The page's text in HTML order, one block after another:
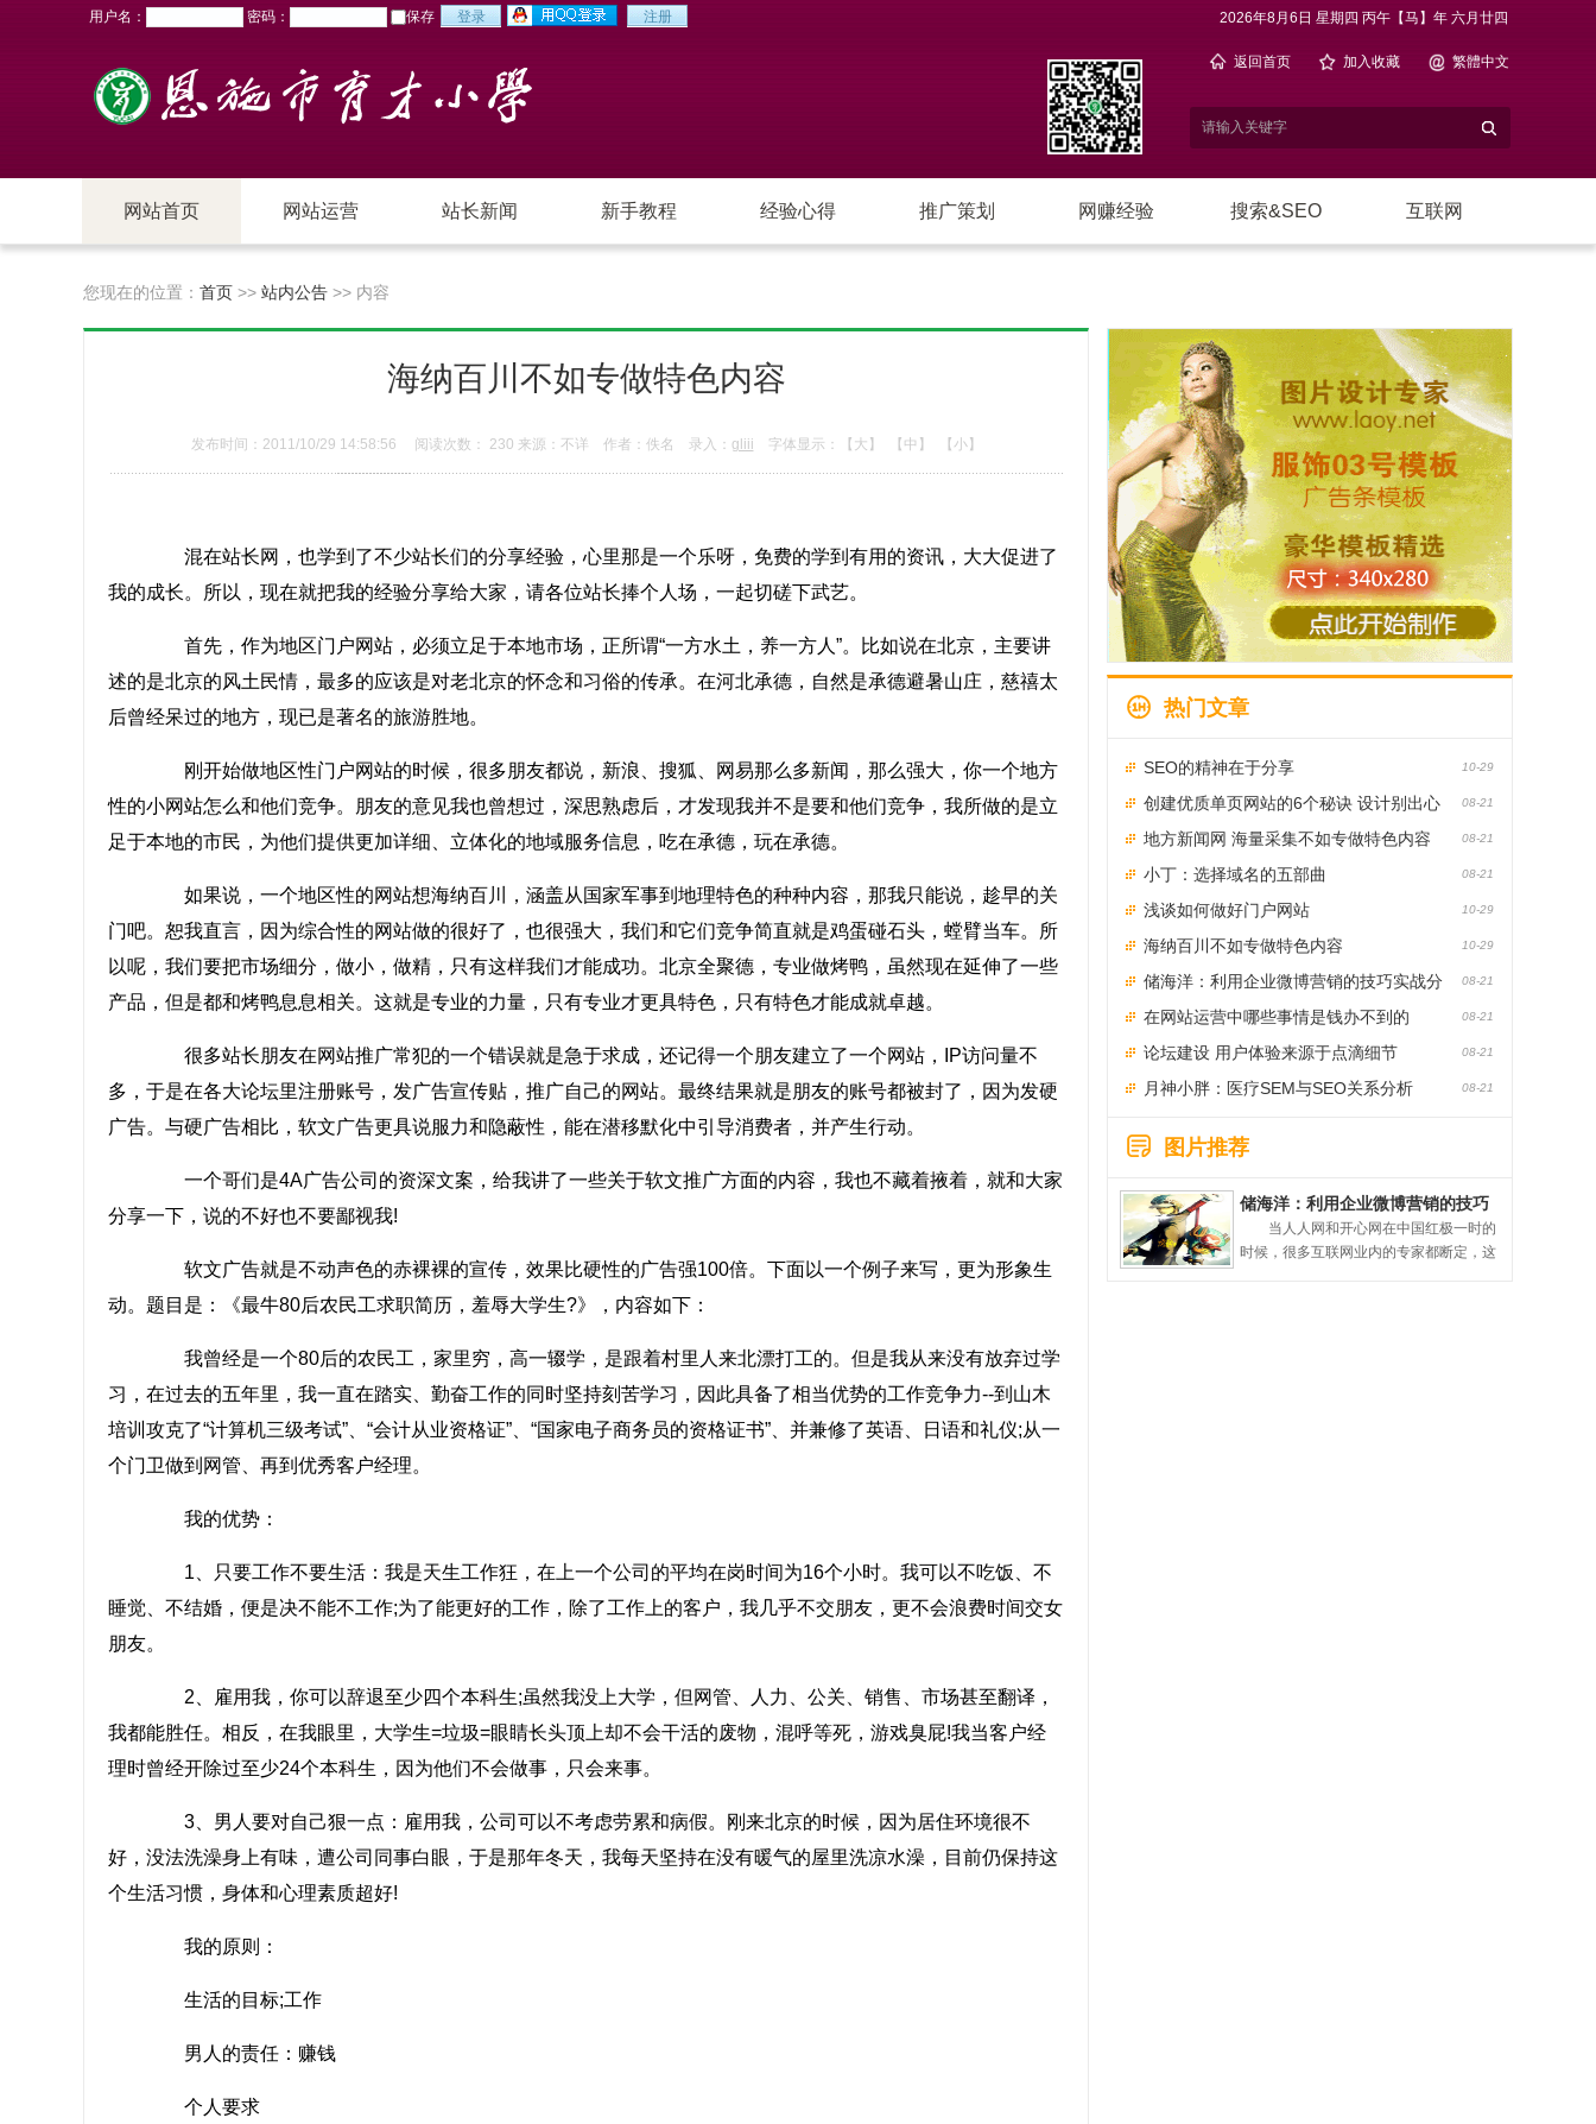
2026年8月6日 星期四 丙午【马】年 六月廿四
用户名： 密码： 保存
返回首页 加入收藏 繁體中文
网站首页 网站运营
经验心得 访谈
搜索&SEO
站长新闻 新手教程 经验心得 推广策划 网赚经验 搜索&SEO 互联网
您现在的位置： 首页 >> 站内公告 >> 内容
海纳百川不如专做特色内容
发布时间：2011/10/29 14:58:56 阅读次数： 230 来源：不详 作者：佚名 录入： gliii 字体显示： 【大】 【中】 【小】
混在站长网，也学到了不少站长们的分享经验，心里那是一个乐呀，免费的学到有用的资讯，大大促进了
我的成长。所以，现在就把我的经验分享给大家，请各位站长捧个人场，一起切磋下武艺。
首先，作为地区门户网站，必须立足于本地市场，正所谓“一方水土，养一方人”。比如说在北京，主要讲
述的是北京的风土民情，最多的应该是对老北京的怀念和习俗的传承。在河北承德，自然是承德避暑山庄，慈禧太
后曾经呆过的地方，现已是著名的旅游胜地。
刚开始做地区性门户网站的时候，很多朋友都说，新浪、搜狐、网易那么多新闻，那么强大，你一个地方
性的小网站怎么和他们竞争。朋友的意见我也曾想过，深思熟虑后，才发现我并不是要和他们竞争，我所做的是立
足于本地的市民，为他们提供更加详细、立体化的地域服务信息，吃在承德，玩在承德。
如果说，一个地区性的网站想海纳百川，涵盖从国家军事到地理特色的种种内容，那我只能说，趁早的关
门吧。恕我直言，因为综合性的网站做的很好了，也很强大，我们和它们竞争简直就是鸡蛋碰石头，螳臂当车。所
以呢，我们要把市场细分，做小，做精，只有这样我们才能成功。北京全聚德，专业做烤鸭，虽然现在延伸了一些
产品，但是都和烤鸭息息相关。这就是专业的力量，只有专业才更具特色，只有特色才能成就卓越。
很多站长朋友在网站推广常犯的一个错误就是急于求成，还记得一个朋友建立了一个网站，IP访问量不
多，于是在各大论坛里注册账号，发广告宣传贴，推广自己的网站。最终结果就是朋友的账号都被封了，因为发硬
广告。与硬广告相比，软文广告更具说服力和隐蔽性，能在潜移默化中引导消费者，并产生行动。
一个哥们是4A广告公司的资深文案，给我讲了一些关于软文推广方面的内容，我也不藏着掖着，就和大家
分享一下，说的不好也不要鄙视我!
软文广告就是不动声色的赤裸裸的宣传，效果比硬性的广告强100倍。下面以一个例子来写，更为形象生
动。题目是：《最牛80后农民工求职简历，羞辱大学生?》，内容如下：
我曾经是一个80后的农民工，家里穷，高一辍学，是跟着村里人来北漂打工的。但是我从来没有放弃过学
习，在过去的五年里，我一直在踏实、勤奋工作的同时坚持刻苦学习，因此具备了相当优势的工作竞争力--到山木
培训攻克了“计算机三级考试”、“会计从业资格证”、“国家电子商务员的资格证书”、并兼修了英语、日语和礼仪;从一
个门卫做到网管、再到优秀客户经理。
我的优势：
1、只要工作不要生活：我是天生工作狂，在上一个公司的平均在岗时间为16个小时。我可以不吃饭、不
睡觉、不结婚，便是决不能不工作;为了能更好的工作，除了工作上的客户，我几乎不交朋友，更不会浪费时间交女
朋友。
2、雇用我，你可以辞退至少四个本科生;虽然我没上大学，但网管、人力、公关、销售、市场甚至翻译，
我都能胜任。相反，在我眼里，大学生=垃圾=眼睛长头顶上却不会干活的废物，混呼等死，游戏臭屁!我当客户经
理时曾经开除过至少24个本科生，因为他们不会做事，只会来事。
3、男人要对自己狠一点：雇用我，公司可以不考虑劳累和病假。刚来北京的时候，因为居住环境很不
好，没法洗澡身上有味，遭公司同事白眼，于是那年冬天，我每天坚持在没有暖气的屋里洗凉水澡，目前仍保持这
个生活习惯，身体和心理素质超好!
我的原则：
生活的目标;工作
男人的责任：赚钱
个人要求
热门文章
10-29
SEO的精神在于分享
08-21
创建优质单页网站的6个秘诀 设计别出心
裁的单页网站
08-21
地方新闻网 海量采集不如专做特色内容
08-21
小丁：选择域名的五部曲
10-29
浅谈如何做好门户网站
10-29
海纳百川不如专做特色内容
08-21
储海洋：利用企业微博营销的技巧实战分
享
08-21
在网站运营中哪些事情是钱办不到的
08-21
论坛建设 用户体验来源于点滴细节
08-21
月神小胖：医疗SEM与SEO关系分析
图片推荐
储海洋：利用企业微博营销的技巧
实战分享
当人人网和开心网在中国红极一时的
时候，很多互联网业内的专家都断定，这